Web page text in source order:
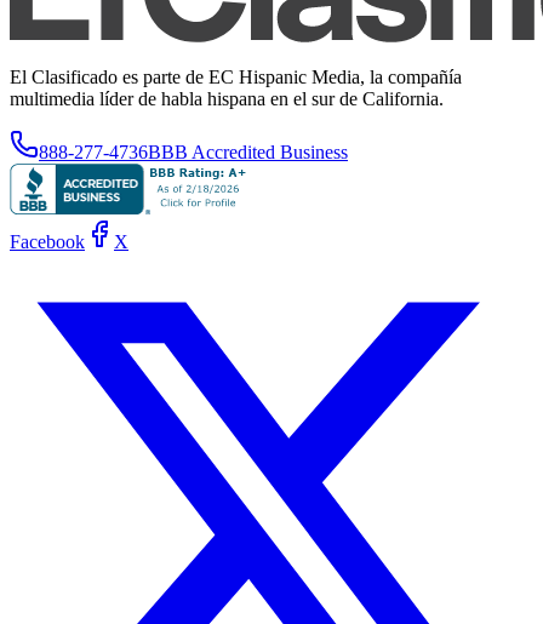
El Clasificado es parte de EC Hispanic Media, la compañía
multimedia líder de habla hispana en el sur de California.
888-277-4736BBB Accredited Business
Facebook X